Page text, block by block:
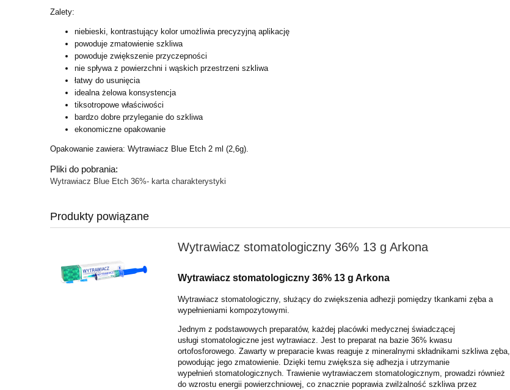
Zalety:
niebieski, kontrastujący kolor umożliwia precyzyjną aplikację
powoduje zmatowienie szkliwa
powoduje zwiększenie przyczepności
nie spływa z powierzchni i wąskich przestrzeni szkliwa
łatwy do usunięcia
idealna żelowa konsystencja
tiksotropowe właściwości
bardzo dobre przyleganie do szkliwa
ekonomiczne opakowanie
Opakowanie zawiera: Wytrawiacz Blue Etch 2 ml (2,6g).
Pliki do pobrania:
Wytrawiacz Blue Etch 36%- karta charakterystyki
Produkty powiązane
Wytrawiacz stomatologiczny 36% 13 g Arkona
Wytrawiacz stomatologiczny 36% 13 g Arkona
Wytrawiacz stomatologiczny, służący do zwiększenia adhezji pomiędzy tkankami zęba a
wypełnieniami kompozytowymi.
Jednym z podstawowych preparatów, każdej placówki medycznej świadczącej
usługistomatologiczne jest wytrawiacz. Jest to preparat na bazie 36% kwasu
ortofosforowego.Zawarty w preparacie kwas reaguje z mineralnymi składnikami szkliwa zęba,
powodującjego zmatowienie. Dzięki temu zwiększa się adhezja i utrzymanie
wypełnieństomatologicznych. Trawienie wytrawiaczem stomatologicznym, prowadzi również
dowzrostu energii powierzchniowej, co znacznie poprawia zwilżalność szkliwa przez